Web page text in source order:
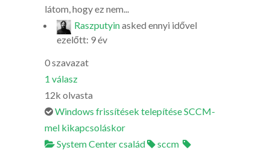
látom, hogy ez nem...
Raszputyinasked ennyi idővel
ezelőtt: 9 év
0szavazat
1 válasz
12k olvasta
Windows frissítések telepítése SCCM-
mel kikapcsoláskor
System Center család
sccm